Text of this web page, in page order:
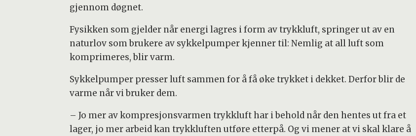
gjennom døgnet.
Fysikken som gjelder når energi lagres i form av trykkluft, springer ut av en
naturlov som brukere av sykkelpumper kjenner til: Nemlig at all luft som
komprimeres, blir varm.
Sykkelpumper presser luft sammen for å få øke trykket i dekket. Derfor blir de
varme når vi bruker dem.
– Jo mer av kompresjonsvarmen trykkluft har i behold når den hentes ut fra et
lager, jo mer arbeid kan trykkluften utføre etterpå. Og vi mener at vi skal klare å